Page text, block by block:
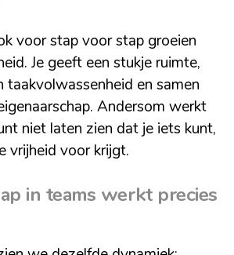
voor stap voor stap groeien
Je geeft een stukje ruimte,
taakvolwassenheid en samen
Andersom werkt
niet laten zien dat je iets kunt,
vrijheid voor krijgt.
in teams werkt precies